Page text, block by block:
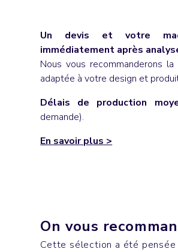
Un devis et votre
immédiatement après
Nous vous recommanderons
adaptée à votre design et
Délais de production
demande).
En savoir plus >
On vous
Cette sélection a été
Casquettes & Bobs
GAME